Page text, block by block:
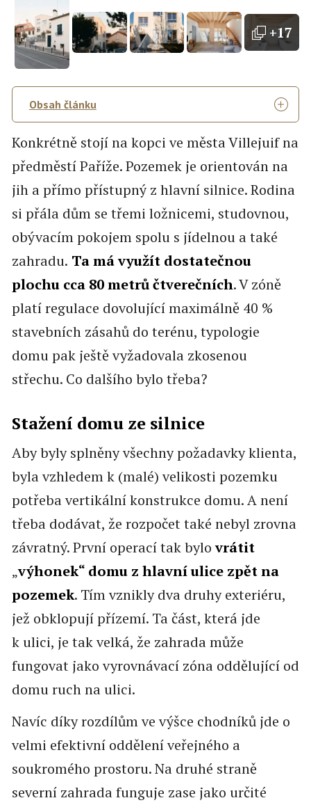
+17
Obsah článku
Konkrétně stojí na kopci ve města Villejuif na
předměstí Paříže. Pozemek je orientován na
jih a přímo přístupný z hlavní silnice. Rodina
si přála dům se třemi ložnicemi, studovnou,
obývacím pokojem spolu s jídelnou a také
zahradu. Ta má využít dostatečnou
plochu cca 80 metrů čtverečních. V zóně
platí regulace dovolující maximálně 40 %
stavebních zásahů do terénu, typologie
domu pak ještě vyžadovala zkosenou
střechu. Co dalšího bylo třeba?
Stažení domu ze silnice
Aby byly splněny všechny požadavky klienta,
byla vzhledem k (malé) velikosti pozemku
potřeba vertikální konstrukce domu. A není
třeba dodávat, že rozpočet také nebyl zrovna
závratný. První operací tak bylovrátit
„výhonek“ domu z hlavní ulice zpět na
pozemek. Tím vznikly dva druhy exteriéru,
jež obklopují přízemí. Ta část, která jde
k ulici, je tak velká, že zahrada může
fungovat jako vyrovnávací zóna oddělující od
domu ruch na ulici.
Navíc díky rozdílům ve výšce chodníků jde o
velmi efektivní oddělení veřejného a
soukromého prostoru. Na druhé straně
severní zahrada funguje zase jako určité